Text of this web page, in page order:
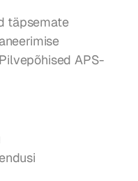
täpsemate
APS-